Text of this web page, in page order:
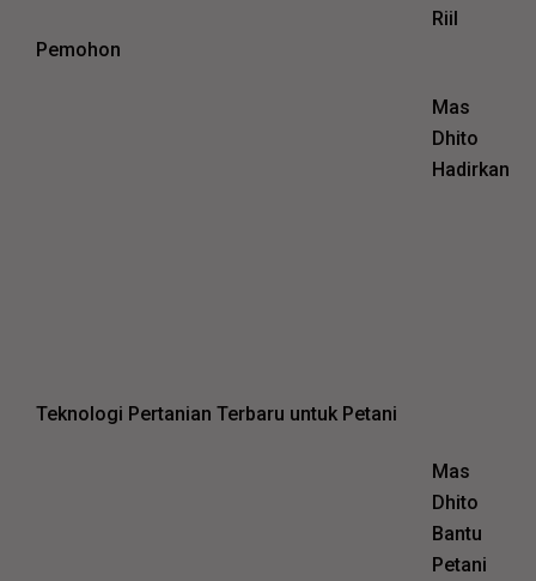
Riil
Pemohon
Mas
Dhito
Hadirkan
Teknologi Pertanian Terbaru untuk Petani
Mas
Dhito
Bantu
Petani